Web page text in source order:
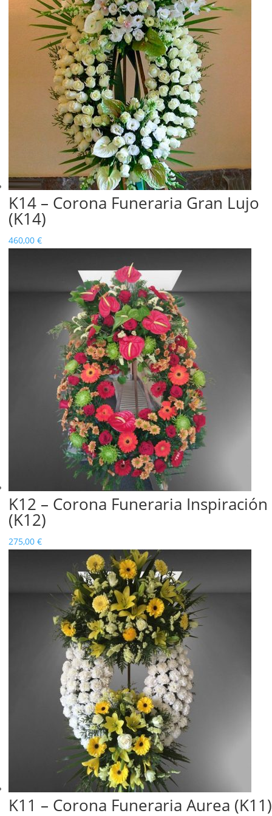
hasta
250,00 €
K14 – Corona Funeraria Gran Lujo
(K14)
460,00 €
K12 – Corona Funeraria Inspiración
(K12)
275,00 €
K11 – Corona Funeraria Aurea (K11)